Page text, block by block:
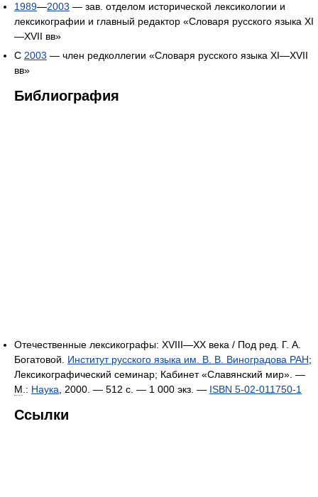
1989—2003 — зав. отделом исторической лексикологии и
лексикографии и главный редактор «Словаря русского языка XI
—XVII вв»
С 2003 — член редколлегии «Словаря русского языка XI—XVII
вв»
Библиография
Отечественные лексикографы: XVIII—XX века / Под ред. Г. А.
Богатовой. Институт русского языка им. В. В. Виноградова РАН;
Лексикографический семинар; Кабинет «Славянский мир». —
М .: Наука , 2000. — 512 с. — 1 000 экз. — ISBN 5-02-011750-1
Ссылки